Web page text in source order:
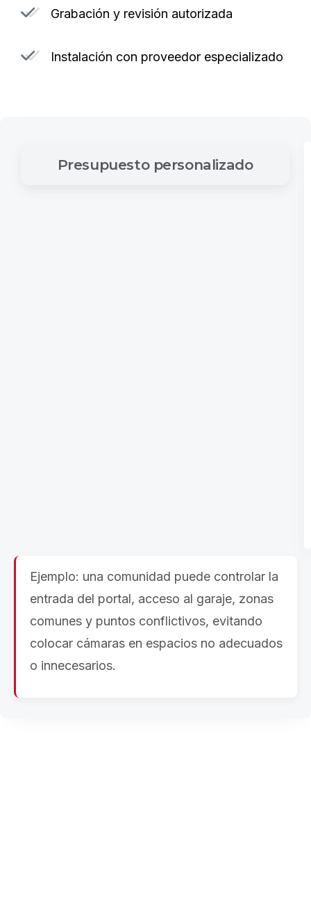
Grabación y revisión autorizada
Instalación con proveedor especializado
Presupuesto personalizado
Ejemplo: una comunidad puede controlar la
entrada del portal, acceso al garaje, zonas
comunes y puntos conflictivos, evitando
colocar cámaras en espacios no adecuados
o innecesarios.